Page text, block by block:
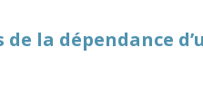
de la dépendance